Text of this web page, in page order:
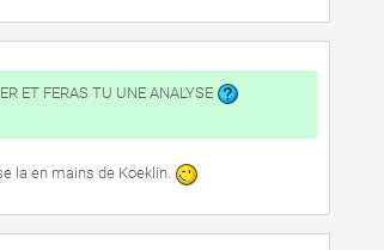
ET FERAS TU UNE ANALYSE
la en mains de Koeklin.